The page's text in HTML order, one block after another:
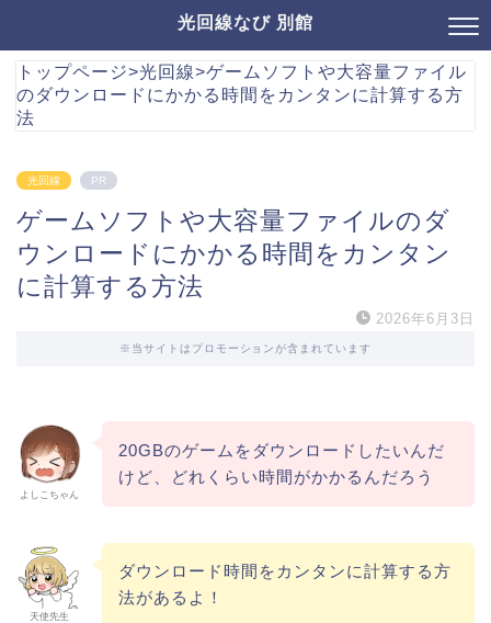
光回線なび 別館
トップページ>光回線>ゲームソフトや大容量ファイル
のダウンロードにかかる時間をカンタンに計算する方
法
光回線 PR
ゲームソフトや大容量ファイルのダ
ウンロードにかかる時間をカンタン
に計算する方法
2026年6月3日
※当サイトはプロモーションが含まれています
よしこちゃん
20GBのゲームをダウンロードしたいんだ
けど、どれくらい時間がかかるんだろう
天使先生
ダウンロード時間をカンタンに計算する方
法があるよ！